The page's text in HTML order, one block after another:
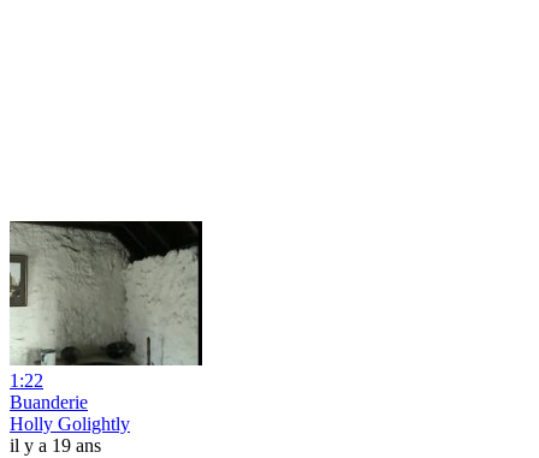
1:22
Buanderie
Holly Golightly
il y a 19 ans